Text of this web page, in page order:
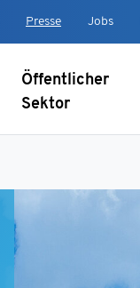
Presse Jobs
Öffentlicher
Sektor